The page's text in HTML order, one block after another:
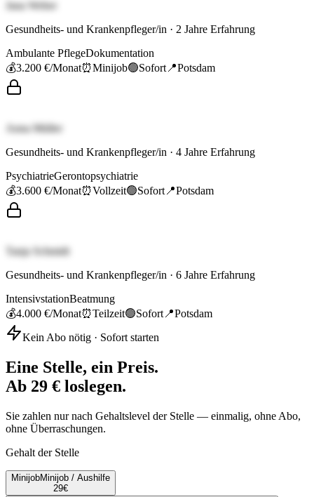
Jana Weber
Gesundheits- und Krankenpfleger/in · 2 Jahre Erfahrung
Ambulante PflegeDokumentation
💰3.200 €/Monat⏰Minijob🟢Sofort 📍Potsdam
Anna Müller
Gesundheits- und Krankenpfleger/in · 4 Jahre Erfahrung
PsychiatrieGerontopsychiatrie
💰3.600 €/Monat⏰Vollzeit🟢Sofort 📍Potsdam
Tanja Schmidt
Gesundheits- und Krankenpfleger/in · 6 Jahre Erfahrung
IntensivstationBeatmung
💰4.000 €/Monat⏰Teilzeit🟢Sofort 📍Potsdam
Kein Abo nötig · Sofort starten
Eine Stelle, ein Preis.
Ab 29 € loslegen.
Sie zahlen nur nach Gehaltslevel der Stelle — einmalig, ohne Abo,
ohne Überraschungen.
Gehalt der Stelle
MinijobMinijob / Aushilfe
29€